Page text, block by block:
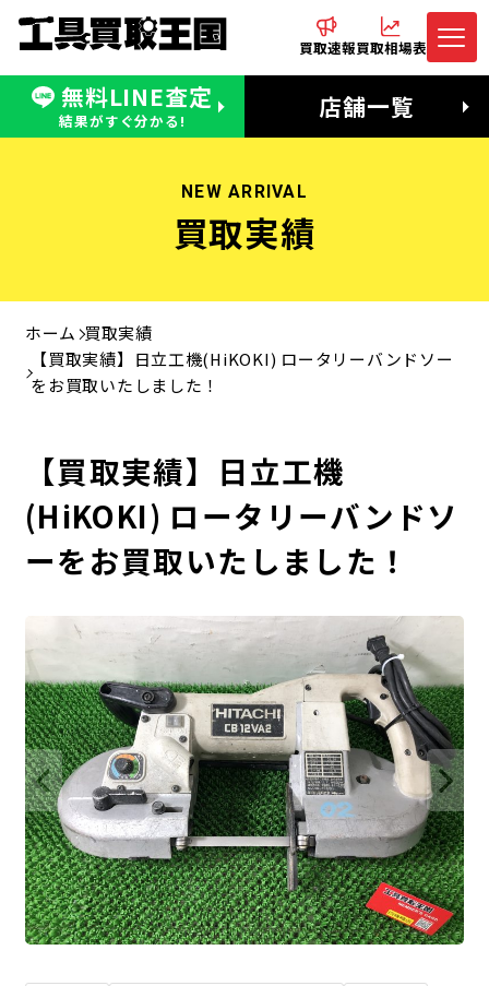
買取速報買取相場表
無料LINE査定
結果がすぐ分かる! 店舗一覧
無料LINE査定
受付：11:00〜19:00 木曜定休日
電話でお問合わせ
営業時間：11:00〜20:00
NEW ARRIVAL
買取実績
ホーム 買取実績
【買取実績】日立工機(HiKOKI) ロータリーバンドソー
をお買取いたしました！
【買取実績】日立工機
(HiKOKI) ロータリーバンドソ
ーをお買取いたしました！